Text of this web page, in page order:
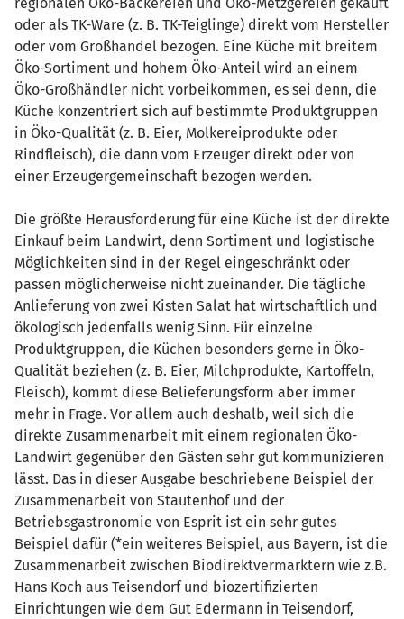
regionalen Öko-Bäckereien und Öko-Metzgereien gekauft
oder als TK-Ware (z. B. TK-Teiglinge) direkt vom Hersteller
oder vom Großhandel bezogen. Eine Küche mit breitem
Öko-Sortiment und hohem Öko-Anteil wird an einem
Öko-Großhändler nicht vorbeikommen, es sei denn, die
Küche konzentriert sich auf bestimmte Produktgruppen
in Öko-Qualität (z. B. Eier, Molkereiprodukte oder
Rindfleisch), die dann vom Erzeuger direkt oder von
einer Erzeugergemeinschaft bezogen werden.
Die größte Herausforderung für eine Küche ist der direkte
Einkauf beim Landwirt, denn Sortiment und logistische
Möglichkeiten sind in der Regel eingeschränkt oder
passen möglicherweise nicht zueinander. Die tägliche
Anlieferung von zwei Kisten Salat hat wirtschaftlich und
ökologisch jedenfalls wenig Sinn. Für einzelne
Produktgruppen, die Küchen besonders gerne in Öko-
Qualität beziehen (z. B. Eier, Milchprodukte, Kartoffeln,
Fleisch), kommt diese Belieferungsform aber immer
mehr in Frage. Vor allem auch deshalb, weil sich die
direkte Zusammenarbeit mit einem regionalen Öko-
Landwirt gegenüber den Gästen sehr gut kommunizieren
lässt. Das in dieser Ausgabe beschriebene Beispiel der
Zusammenarbeit von Stautenhof und der
Betriebsgastronomie von Esprit ist ein sehr gutes
Beispiel dafür (*ein weiteres Beispiel, aus Bayern, ist die
Zusammenarbeit zwischen Biodirektvermarktern wie z.B.
Hans Koch aus Teisendorf und biozertifizierten
Einrichtungen wie dem Gut Edermann in Teisendorf,